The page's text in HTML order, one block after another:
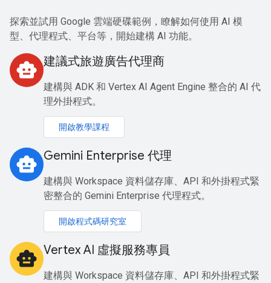
探索並試用 Google 雲端硬碟範例，瞭解如何使用 AI 模
型、代理程式、平台等，開始建構 AI 功能。
smart_toy 建議式旅遊廣告代理商
建構與 ADK 和 Vertex AI Agent Engine 整合的 AI 代
理外掛程式。
開啟教學課程
smart_toy Gemini Enterprise 代理
建構與 Workspace 資料儲存庫、API 和外掛程式緊
密整合的 Gemini Enterprise 代理程式。
開啟程式碼研究室
smart_toy Vertex AI 虛擬服務專員
建構與 Workspace 資料儲存庫、API 和外掛程式緊